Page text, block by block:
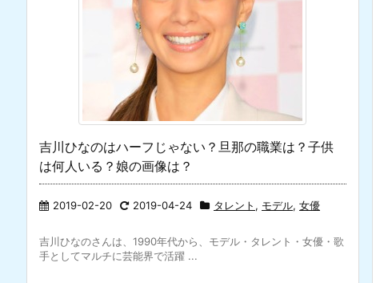
吉川ひなのはハーフじゃない？旦那の職業は？子供
は何人いる？娘の画像は？
2019-02-20 2019-04-24 タレント , モデル, 女優
吉川ひなのさんは、1990年代から、モデル・タレント・女優・歌
手としてマルチに芸能界で活躍 ...